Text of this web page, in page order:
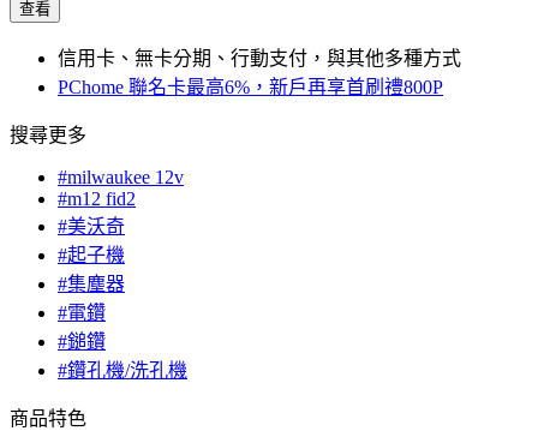
查看
信用卡、無卡分期、行動支付，與其他多種方式
PChome 聯名卡最高6%，新戶再享首刷禮800P
搜尋更多
#milwaukee 12v
#m12 fid2
#美沃奇
#起子機
#集塵器
#電鑽
#鎚鑽
#鑽孔機/洗孔機
商品特色